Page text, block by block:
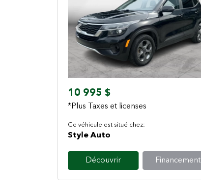
Previous
10 995 $
*Plus Taxes et licenses
Ce véhicule est situé chez:
Style Auto
Découvrir Financement